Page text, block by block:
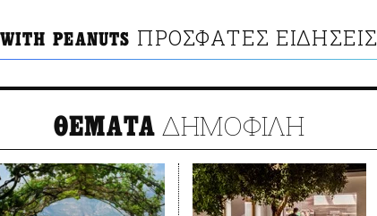
PEANUTS ΠΡΟΣΦΑΤΕΣ ΕΙΔΗΣΕΙΣ
ΘΕΜΑΤΑ ΔΗΜΟΦΙΛΗ